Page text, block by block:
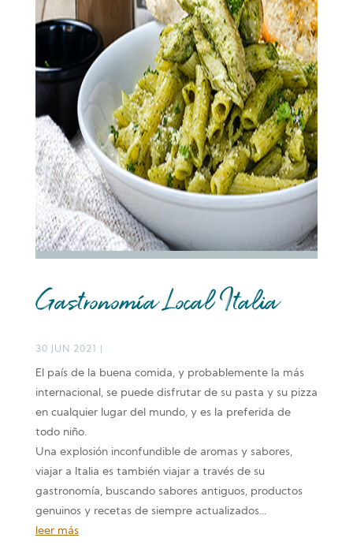
Gastronomía Local Italia
30 JUN 2021
El país de la buena comida, y probablemente la más
internacional, se puede disfrutar de su pasta y su pizza
en cualquier lugar del mundo, y es la preferida de
todo niño.
Una explosión inconfundible de aromas y sabores,
viajar a Italia es también viajar a través de su
gastronomía, buscando sabores antiguos, productos
genuinos y recetas de siempre actualizados…
leer más